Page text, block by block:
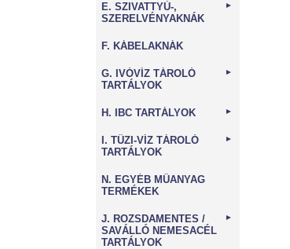
E. SZIVATTYÚ-,
SZERELVÉNYAKNÁK
►
F. KÁBELAKNÁK
G. IVÓVÍZ TÁROLÓ
TARTÁLYOK
►
H. IBC TARTÁLYOK ►
I. TŰZI-VÍZ TÁROLÓ
TARTÁLYOK
►
N. EGYÉB MŰANYAG
TERMÉKEK
J. ROZSDAMENTES /
SAVÁLLÓ NEMESACÉL
TARTÁLYOK
►